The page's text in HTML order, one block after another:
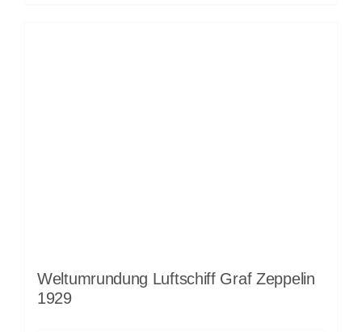
Weltumrundung Luftschiff Graf Zeppelin
1929